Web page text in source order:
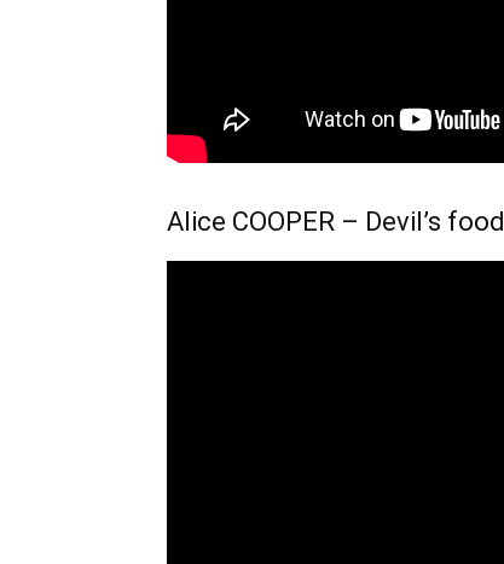
Alice COOPER – Devil’s food